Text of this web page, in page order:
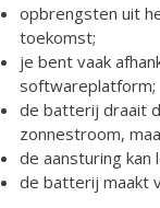
opbrengsten uit
toekomst;
je bent vaak
softwareplatform;
de batterij draait
zonnestroom,
de aansturing kan
de batterij maakt